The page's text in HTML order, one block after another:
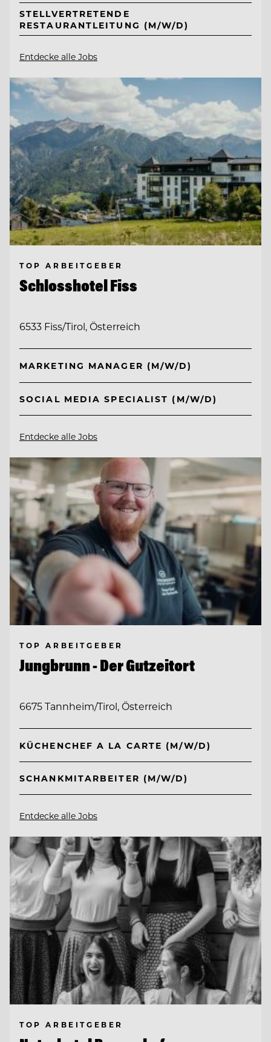
STELLVERTRETENDE
RESTAURANTLEITUNG (M/W/D)
Entdecke alle Jobs
TOP ARBEITGEBER
Schlosshotel Fiss
6533 Fiss/Tirol, Österreich
MARKETING MANAGER (M/W/D)
SOCIAL MEDIA SPECIALIST (M/W/D)
Entdecke alle Jobs
TOP ARBEITGEBER
Jungbrunn - Der Gutzeitort
6675 Tannheim/Tirol, Österreich
KÜCHENCHEF A LA CARTE (M/W/D)
SCHANKMITARBEITER (M/W/D)
Entdecke alle Jobs
TOP ARBEITGEBER